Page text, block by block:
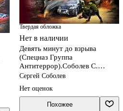
Твердая обложка
Нет в наличии
Девять минут до взрыва
(Спецназ Группа
Антитеррор).Соболев С.
(Эксмо)
Сергей Соболев
Нет оценок
Похожее